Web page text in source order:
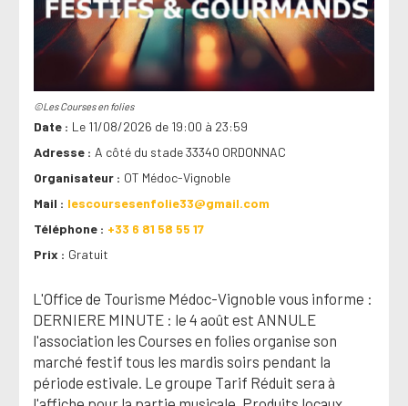
©Les Courses en folies
Date
Le 11/08/2026 de 19:00 à 23:59
Adresse
A côté du stade 33340 ORDONNAC
Organisateur
OT Médoc-Vignoble
Mail
lescoursesenfolie33@gmail.com
Téléphone
+33 6 81 58 55 17
Prix
Gratuit
L'Office de Tourisme Médoc-Vignoble vous informe :
DERNIERE MINUTE : le 4 août est ANNULE
l'association les Courses en folies organise son
marché festif tous les mardis soirs pendant la
période estivale. Le groupe Tarif Réduit sera à